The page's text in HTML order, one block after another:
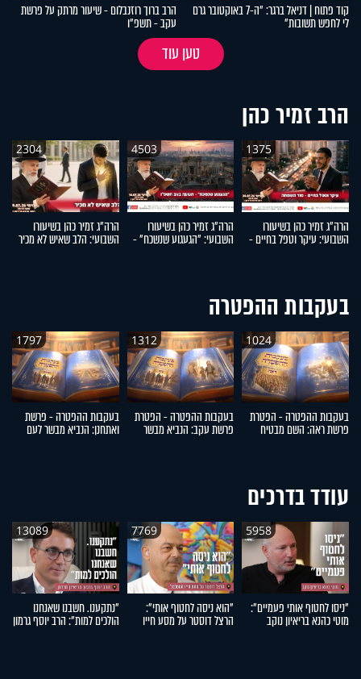
קוד פתוח | דניאל ברגר: "ה-7 באוקטובר גרם
לי לחפש תשובות"
הרב ברוך רוזנבלום - שיעור מרתק על פרשת
עקב - תשפ"ו
טען עוד
הרב זמיר כהן
1375
הרה"ג זמיר כהן בשיעורו
השבועי: עיקר וטפל בחיים -
4503
הרה"ג זמיר כהן בשיעורו
השבועי: "הגעגוע שנשכח" -
2304
הרה"ג זמיר כהן בשיעורו
השבועי: הלב שאיש לא מכיר
בעקבות ההפטרה
1024
בעקבות ההפטרה - הפטרת
פרשת ראה: השם מבטיח
1312
בעקבות ההפטרה - הפטרת
פרשת עקב: הנביא מבשר
1797
בעקבות ההפטרה - פרשת
ואתחנן: הנביא מבשר לעם
עודד בדרכים
5958
"ניסו לחטוף אותי פעמיים":
מוטי כהנא בריאיון נוקב
7769
"הוא ניסה לחטוף אותי":
הרצל דוסטר על מסע חייו
13089
"נתקענו. חשבנו שאנחנו
הולכים למות": הרב יוסף גרמון